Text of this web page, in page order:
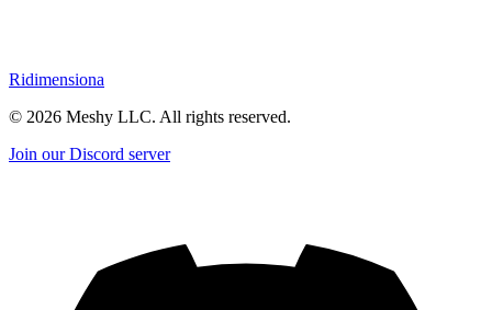
Ridimensiona
© 2026 Meshy LLC. All rights reserved.
Join our Discord server